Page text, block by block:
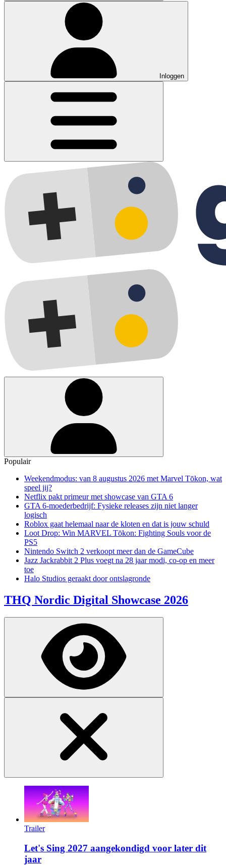
Inloggen
Populair
Weekendmodus: van 8 augustus 2026 met Marvel Tōkon, wat
speel jij?
Netflix pakt primeur met showcase van GTA 6
GTA 6-moederbedrijf: Fysieke releases zijn niet langer
logisch
Roblox gaat helemaal naar de kloten en dat is jouw schuld
Loot Drop: Win MARVEL Tōkon: Fighting Souls voor de
PS5
Nintendo Switch 2 verkoopt meer dan de GameCube
Jazz Jackrabbit 2 Plus voegt na 28 jaar modi, co-op en meer
toe
Halo Studios geraakt door ontslagronde
THQ Nordic Digital Showcase 2026
Trailer
Let's Sing 2027 aangekondigd voor later dit
jaar